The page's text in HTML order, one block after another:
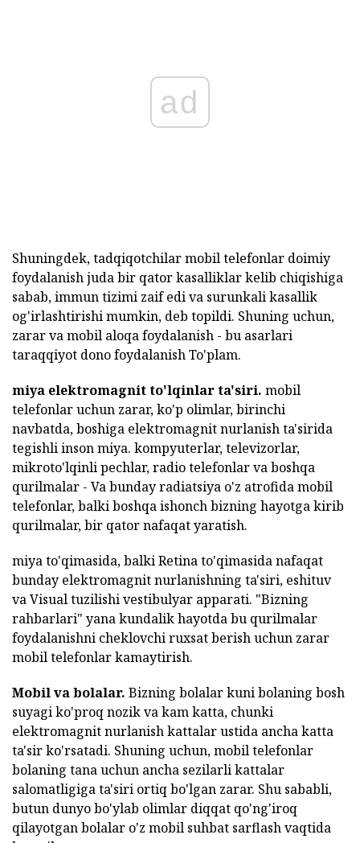
ad
Shuningdek, tadqiqotchilar mobil telefonlar doimiy
foydalanish juda bir qator kasalliklar kelib chiqishiga
sabab, immun tizimi zaif edi va surunkali kasallik
og'irlashtirishi mumkin, deb topildi. Shuning uchun,
zarar va mobil aloqa foydalanish - bu asarlari
taraqqiyot dono foydalanish To'plam.
miya elektromagnit to'lqinlar ta'siri. mobil
telefonlar uchun zarar, ko'p olimlar, birinchi
navbatda, boshiga elektromagnit nurlanish ta'sirida
tegishli inson miya. kompyuterlar, televizorlar,
mikroto'lqinli pechlar, radio telefonlar va boshqa
qurilmalar - Va bunday radiatsiya o'z atrofida mobil
telefonlar, balki boshqa ishonch bizning hayotga kirib
qurilmalar, bir qator nafaqat yaratish.
miya to'qimasida, balki Retina to'qimasida nafaqat
bunday elektromagnit nurlanishning ta'siri, eshituv
va Visual tuzilishi vestibulyar apparati. "Bizning
rahbarlari" yana kundalik hayotda bu qurilmalar
foydalanishni cheklovchi ruxsat berish uchun zarar
mobil telefonlar kamaytirish.
Mobil va bolalar. Bizning bolalar kuni bolaning bosh
suyagi ko'proq nozik va kam katta, chunki
elektromagnit nurlanish kattalar ustida ancha katta
ta'sir ko'rsatadi. Shuning uchun, mobil telefonlar
bolaning tana uchun ancha sezilarli kattalar
salomatligiga ta'siri ortiq bo'lgan zarar. Shu sababli,
butun dunyo bo'ylab olimlar diqqat qo'ng'iroq
qilayotgan bolalar o'z mobil suhbat sarflash vaqtida